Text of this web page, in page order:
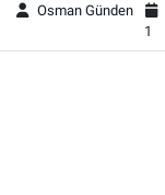
Osman Günden
1